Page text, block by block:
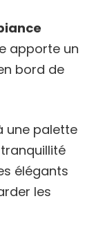
apporte un
bord de
une palette
élégants
les